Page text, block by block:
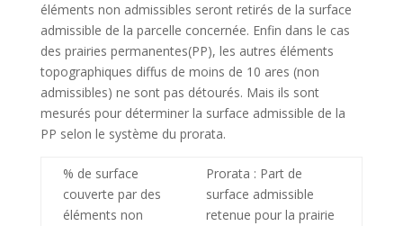
éléments non admissibles seront retirés de la surface
admissible de la parcelle concernée. Enfin dans le cas
des prairies permanentes(PP), les autres éléments
topographiques diffus de moins de 10 ares (non
admissibles) ne sont pas détourés. Mais ils sont
mesurés pour déterminer la surface admissible de la
PP selon le système du prorata.
% de surface
couverte par des
éléments non
Prorata : Part de
surface admissible
retenue pour la prairie